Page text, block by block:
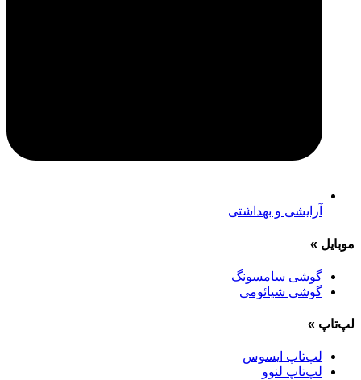
آرایشی و بهداشتی
موبایل »
گوشی سامسونگ
گوشی شیائومی
لپ‌تاپ »
لپ‌تاپ ایسوس
لپ‌تاپ لنوو